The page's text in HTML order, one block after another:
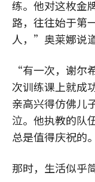
练。他对这枚金
路，往往始于第
人，”奥莱娜说道
“有一次，谢尔
次训练课上就成
亲高兴得仿佛儿
泣。他执教的队
总是值得庆祝的
那时，生活似乎